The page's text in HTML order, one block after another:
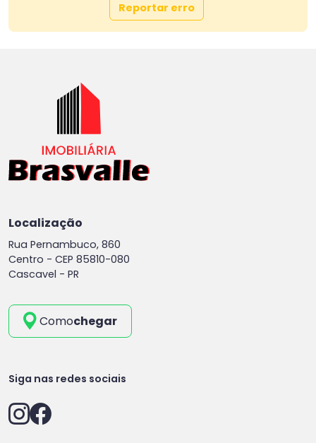
Reportar erro
Localização
Rua Pernambuco, 860
Centro - CEP 85810-080
Cascavel - PR
Comochegar
Siga nas redes sociais